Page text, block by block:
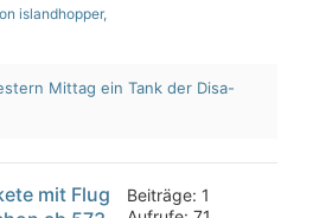
islandhopper,
Mittag ein Tank der Disa-
mit Flug
Beiträge: 1